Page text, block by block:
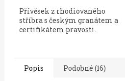
Přívěsek z rhodiovaného
stříbra s českým granátem a
certifikátem pravosti.
Popis Podobné (16)